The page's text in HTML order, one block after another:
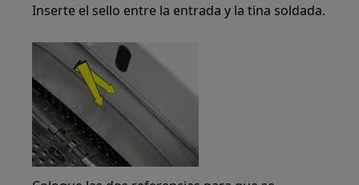
Inserte el sello entre la entrada y la tina soldada.